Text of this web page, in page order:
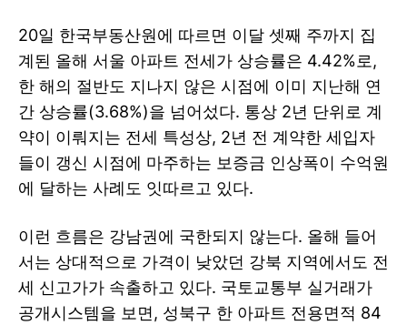
20일 한국부동산원에 따르면 이달 셋째 주까지 집
계된 올해 서울 아파트 전세가 상승률은 4.42%로,
한 해의 절반도 지나지 않은 시점에 이미 지난해 연
간 상승률(3.68%)을 넘어섰다. 통상 2년 단위로 계
약이 이뤄지는 전세 특성상, 2년 전 계약한 세입자
들이 갱신 시점에 마주하는 보증금 인상폭이 수억원
에 달하는 사례도 잇따르고 있다.
이런 흐름은 강남권에 국한되지 않는다. 올해 들어
서는 상대적으로 가격이 낮았던 강북 지역에서도 전
세 신고가가 속출하고 있다. 국토교통부 실거래가
공개시스템을 보면, 성북구 한 아파트 전용면적 84